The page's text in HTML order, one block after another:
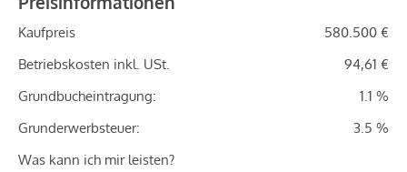
Kaufpreis
580.500 €
Betriebskosten inkl. USt.
94,61 €
Grundbucheintragung:
1.1 %
Grunderwerbsteuer:
3.5 %
Was kann ich mir leisten?